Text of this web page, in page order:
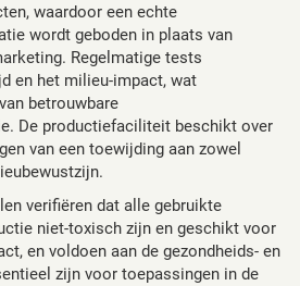
waardoor een echte
wordt geboden in plaats van
Regelmatige tests
en het milieu-impact, wat
betrouwbare
De productiefaciliteit beschikt over
van een toewijding aan zowel
verifiëren dat alle gebruikte
niet-toxisch zijn en geschikt voor
en voldoen aan de gezondheids- en
zijn voor toepassingen in de